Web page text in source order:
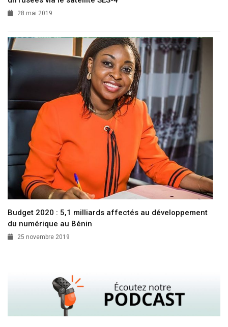
28 mai 2019
Budget 2020 : 5,1 milliards affectés au développement
du numérique au Bénin
25 novembre 2019